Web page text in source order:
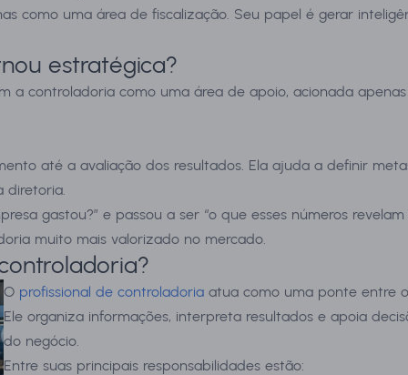
como uma área de fiscalização. Seu papel é gerar
estratégica?
a controladoria como uma área de apoio, acionada
até a avaliação dos resultados. Ela ajuda a definir
diretoria.
gastou?” e passou a ser “o que esses números
muito mais valorizado no mercado.
O profissional de controladoria atua como uma ponte entre
Ele organiza informações, interpreta resultados e apoia
do negócio.
Entre suas principais responsabilidades estão: